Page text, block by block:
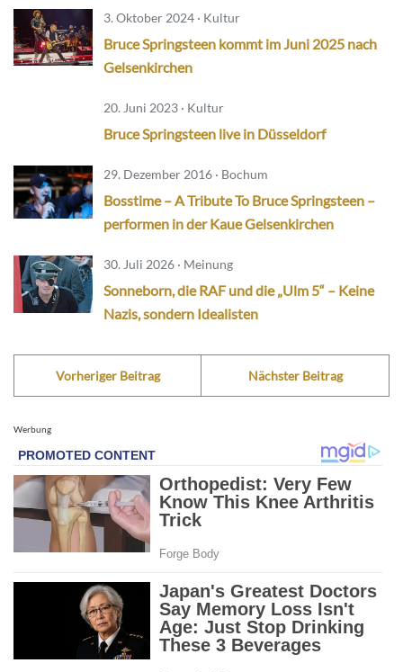
3. Oktober 2024 · Kultur
Bruce Springsteen kommt im Juni 2025 nach
Gelsenkirchen
20. Juni 2023 · Kultur
Bruce Springsteen live in Düsseldorf
29. Dezember 2016 · Bochum
Bosstime – A Tribute To Bruce Springsteen –
performen in der Kaue Gelsenkirchen
30. Juli 2026 · Meinung
Sonneborn, die RAF und die „Ulm 5“ – Keine
Nazis, sondern Idealisten
Vorheriger Beitrag Nächster Beitrag
Werbung